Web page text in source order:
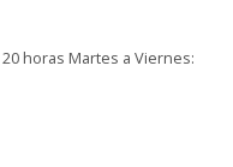
horas Martes a Viernes: